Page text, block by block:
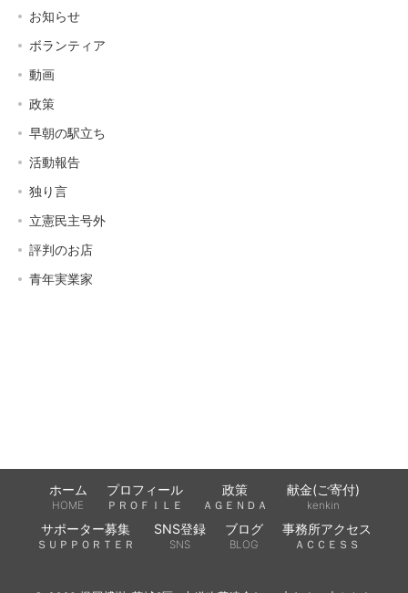
お知らせ
ボランティア
動画
政策
早朝の駅立ち
活動報告
独り言
立憲民主号外
評判のお店
青年実業家
ホーム
HOME
プロフィール
ＰＲＯＦＩＬＥ
政策
ＡＧＥＮＤＡ
献金(ご寄付)
kenkin
サポーター募集
ＳＵＰＰＯＲＴＥＲ
SNS登録
SNS
ブログ
BLOG
事務所アクセス
ＡＣＣＥＳＳ